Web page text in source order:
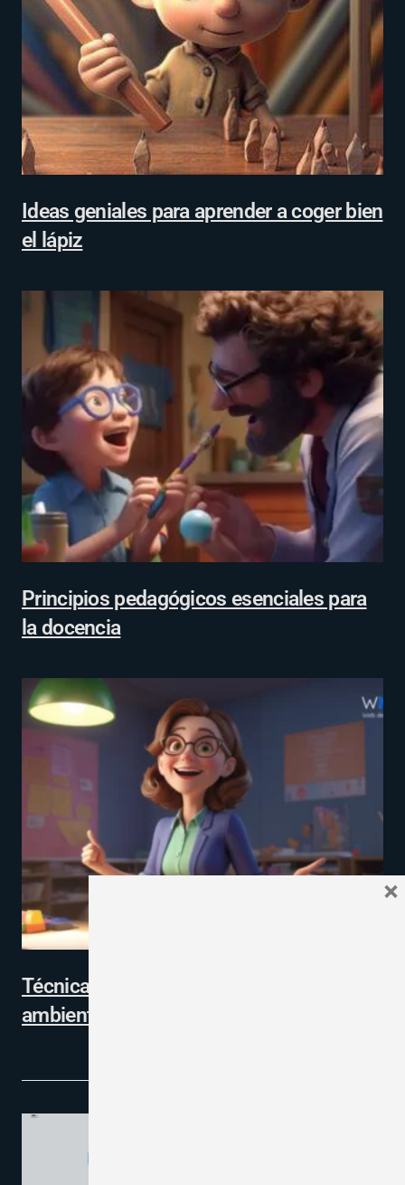
Ideas geniales para aprender a coger bien
el lápiz
Principios pedagógicos esenciales para
la docencia
Técnicas de enseñanza para crear un
ambiente de aprendizaje efectivo
×